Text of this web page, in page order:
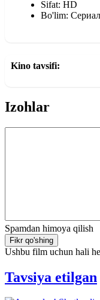
Sifat: HD
Bo'lim:
Kino tavsifi:
Izohlar
Spamdan himoya qilish
Fikr qo'shing
Ushbu film uchun hali
Tavsiya etilgan